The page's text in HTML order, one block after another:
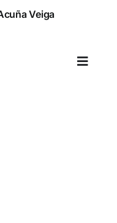
Veiga
Toggle